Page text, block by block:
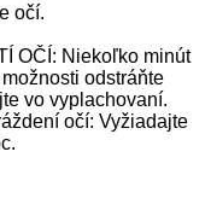
očí.
OČÍ: Niekoľko minút
odstráňte
vo vyplachovaní.
očí: Vyžiadajte